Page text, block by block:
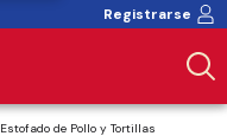
Registrarse
Estofado de Pollo y Tortillas